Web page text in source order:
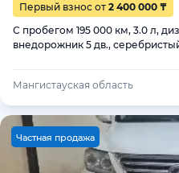
Первый взнос от 2 400 000 ₸
С пробегом 195 000 км, 3.0 л,
внедорожник 5 дв.,
Мангистауская область
Частная продажа